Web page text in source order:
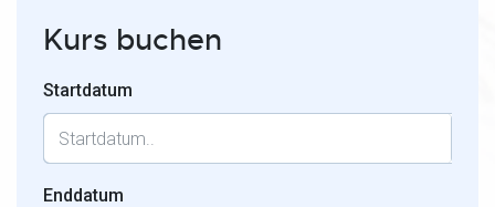
Kurs buchen
Startdatum
Enddatum